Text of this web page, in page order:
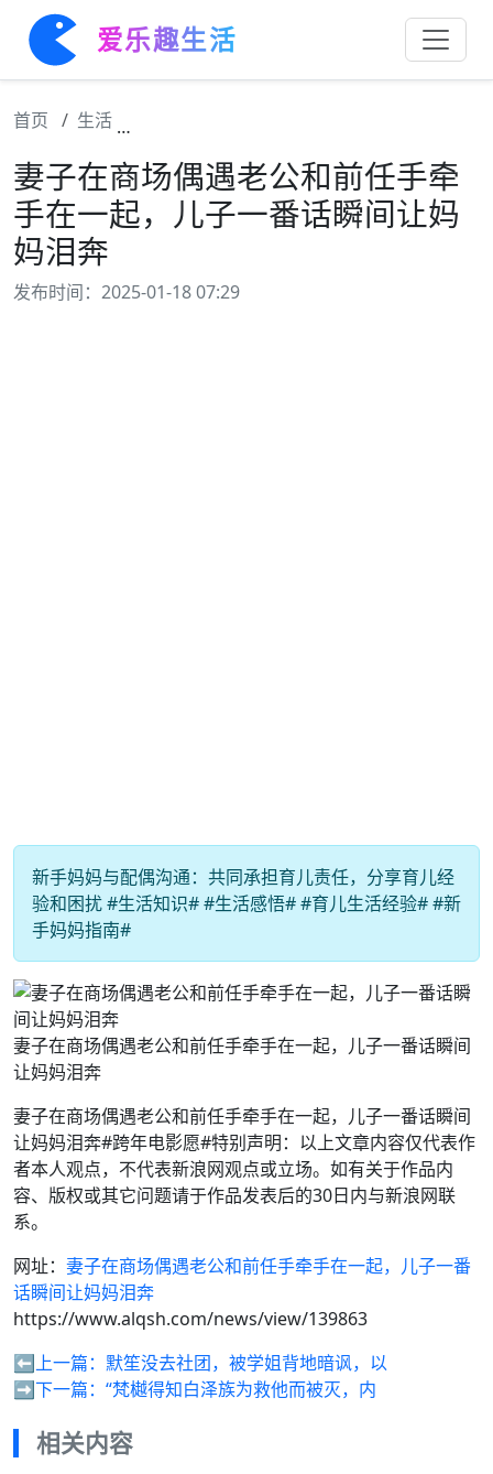
爱乐趣生活
首页 生活
妻子在商场偶遇老公和前任手牵
手在一起，儿子一番话瞬间让妈
妈泪奔
发布时间：2025-01-18 07:29
新手妈妈与配偶沟通：共同承担育儿责任，分享育儿经
验和困扰 #生活知识# #生活感悟# #育儿生活经验# #新
手妈妈指南#
妻子在商场偶遇老公和前任手牵手在一起，儿子一番话瞬间
让妈妈泪奔
妻子在商场偶遇老公和前任手牵手在一起，儿子一番话瞬间
让妈妈泪奔#跨年电影愿#特别声明：以上文章内容仅代表作
者本人观点，不代表新浪网观点或立场。如有关于作品内
容、版权或其它问题请于作品发表后的30日内与新浪网联
系。
网址： 妻子在商场偶遇老公和前任手牵手在一起，儿子一番
话瞬间让妈妈泪奔
https://www.alqsh.com/news/view/139863
⬅️上一篇： 默笙没去社团，被学姐背地暗讽，以
➡️下一篇： “梵樾得知白泽族为救他而被灭，内
相关内容